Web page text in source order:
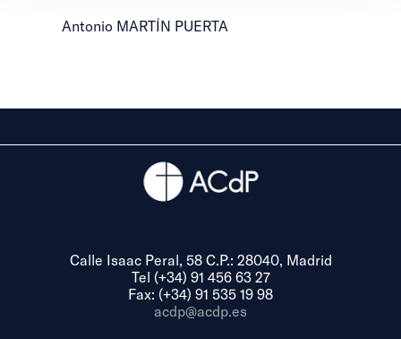
Antonio MARTÍN PUERTA
Calle Isaac Peral, 58 C.P.: 28040, Madrid
Tel (+34) 91 456 63 27
Fax: (+34) 91 535 19 98
acdp@acdp.es